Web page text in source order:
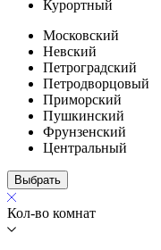
Курортный
Московский
Невский
Петроградский
Петродворцовый
Приморский
Пушкинский
Фрунзенский
Центральный
Выбрать
Кол-во комнат